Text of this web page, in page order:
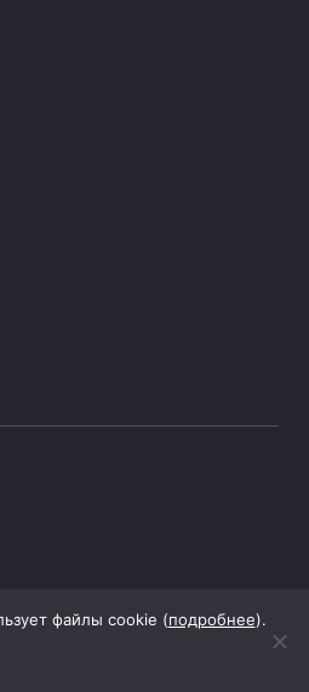
файлы cookie (подробнее).